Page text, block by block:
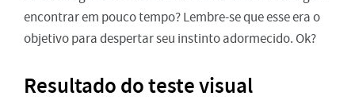
encontrar em pouco tempo? Lembre-se que esse era o
objetivo para despertar seu instinto adormecido. Ok?
Resultado do teste visual